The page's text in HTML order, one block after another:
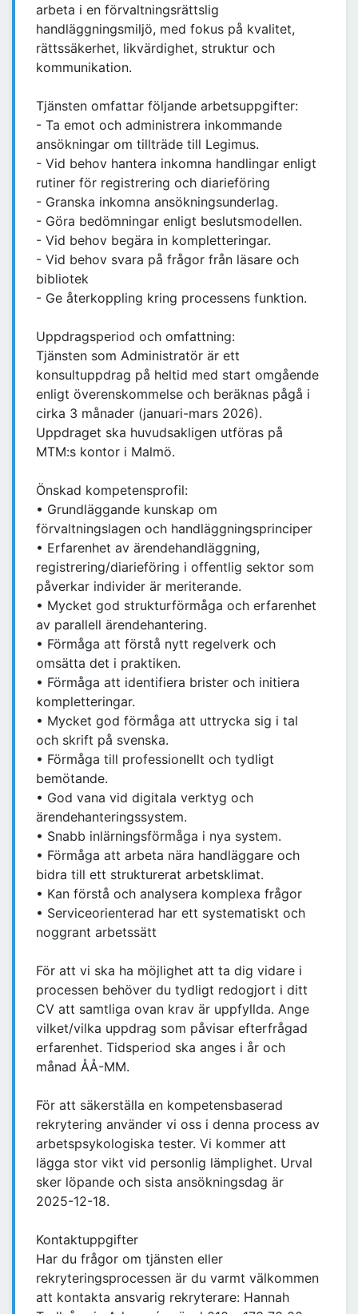
arbeta i en förvaltningsrättslig
handläggningsmiljö, med fokus på kvalitet,
rättssäkerhet, likvärdighet, struktur och
kommunikation.
Tjänsten omfattar följande arbetsuppgifter:
- Ta emot och administrera inkommande
ansökningar om tillträde till Legimus.
- Vid behov hantera inkomna handlingar enligt
rutiner för registrering och diarieföring
- Granska inkomna ansökningsunderlag.
- Göra bedömningar enligt beslutsmodellen.
- Vid behov begära in kompletteringar.
- Vid behov svara på frågor från läsare och
bibliotek
- Ge återkoppling kring processens funktion.
Uppdragsperiod och omfattning:
Tjänsten som Administratör är ett
konsultuppdrag på heltid med start omgående
enligt överenskommelse och beräknas pågå i
cirka 3 månader (januari-mars 2026).
Uppdraget ska huvudsakligen utföras på
MTM:s kontor i Malmö.
Önskad kompetensprofil:
• Grundläggande kunskap om
förvaltningslagen och handläggningsprinciper
• Erfarenhet av ärendehandläggning,
registrering/diarieföring i offentlig sektor som
påverkar individer är meriterande.
• Mycket god strukturförmåga och erfarenhet
av parallell ärendehantering.
• Förmåga att förstå nytt regelverk och
omsätta det i praktiken.
• Förmåga att identifiera brister och initiera
kompletteringar.
• Mycket god förmåga att uttrycka sig i tal
och skrift på svenska.
• Förmåga till professionellt och tydligt
bemötande.
• God vana vid digitala verktyg och
ärendehanteringssystem.
• Snabb inlärningsförmåga i nya system.
• Förmåga att arbeta nära handläggare och
bidra till ett strukturerat arbetsklimat.
• Kan förstå och analysera komplexa frågor
• Serviceorienterad har ett systematiskt och
noggrant arbetssätt
För att vi ska ha möjlighet att ta dig vidare i
processen behöver du tydligt redogjort i ditt
CV att samtliga ovan krav är uppfyllda. Ange
vilket/vilka uppdrag som påvisar efterfrågad
erfarenhet. Tidsperiod ska anges i år och
månad ÅÅ-MM.
För att säkerställa en kompetensbaserad
rekrytering använder vi oss i denna process av
arbetspsykologiska tester. Vi kommer att
lägga stor vikt vid personlig lämplighet. Urval
sker löpande och sista ansökningsdag är
2025-12-18.
Kontaktuppgifter
Har du frågor om tjänsten eller
rekryteringsprocessen är du varmt välkommen
att kontakta ansvarig rekryterare: Hannah